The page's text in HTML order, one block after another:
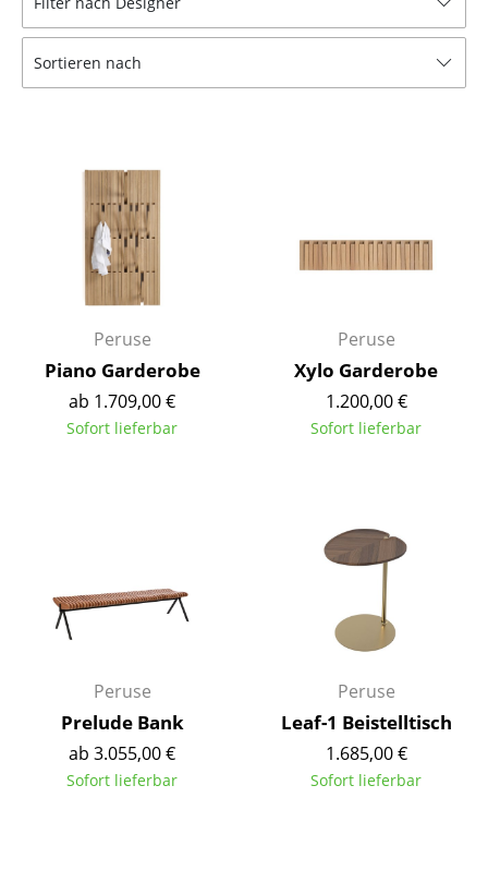
Hocker
Bänke & Liegen
Kinderstühle
Schaukelstühle
Bürodrehstühle
Konferenzstühle
Bürosessel
Einzelteile
Beistelltische
Schreibtische
Sekretäre & PC-Tische
Konferenztische
Sortieren nach
Peruse
Piano Garderobe
ab 1.709,00 €
Sofort lieferbar
Peruse
Xylo Garderobe
1.200,00 €
Sofort lieferbar
Peruse
Prelude Bank
ab 3.055,00 €
Sofort lieferbar
Peruse
Leaf-1 Beistelltisch
1.685,00 €
Sofort lieferbar